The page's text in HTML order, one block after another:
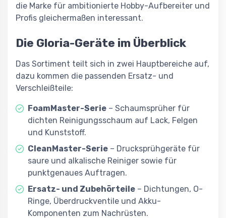
die Marke für ambitionierte Hobby-Aufbereiter und
Profis gleichermaßen interessant.
Die Gloria-Geräte im Überblick
Das Sortiment teilt sich in zwei Hauptbereiche auf,
dazu kommen die passenden Ersatz- und
Verschleißteile:
FoamMaster-Serie – Schaumsprüher für
dichten Reinigungsschaum auf Lack, Felgen
und Kunststoff.
CleanMaster-Serie – Drucksprühgeräte für
saure und alkalische Reiniger sowie für
punktgenaues Auftragen.
Ersatz- und Zubehörteile – Dichtungen, O-
Ringe, Überdruckventile und Akku-
Komponenten zum Nachrüsten.